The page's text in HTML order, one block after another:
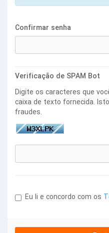
Confirmar senha
Verificação de SPAM Bot
Digite os caracteres que
caixa de texto fornecida.
fraudes.
Eu li e concordo com os